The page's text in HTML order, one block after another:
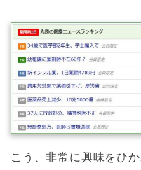
こう、非常に興味をひ